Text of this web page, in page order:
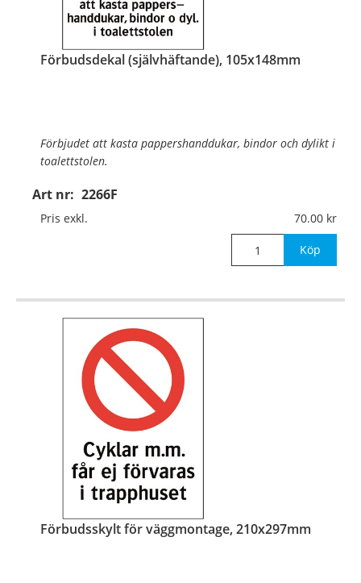
Förbudsdekal (självhäftande), 105x148mm
Art nr: 2266F
Förbjudet att kasta pappershanddukar, bindor och dylikt i
toalettstolen.
Material:Självhäftande folie
Pris exkl. 70.00
Köp
Förbudsskylt för väggmontage, 210x297mm